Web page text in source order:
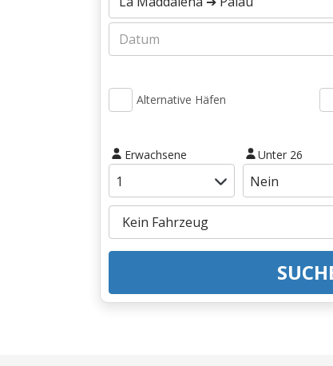
Alternative Häfen
Erwachsene Unter 26